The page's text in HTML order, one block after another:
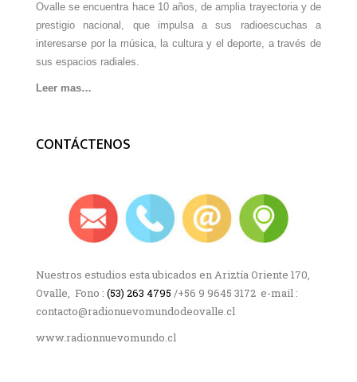
Ovalle se encuentra hace 10 años, de amplia trayectoria y de
prestigio nacional, que impulsa a sus radioescuchas a
interesarse por la música, la cultura y el deporte, a través de
sus espacios radiales.
Leer mas…
CONTÁCTENOS
Nuestros estudios esta ubicados en Ariztía Oriente 170,
Ovalle, Fono : (53) 263 4795 /+56 9 9645 3172 e-mail :
contacto@radionuevomundodeovalle.cl
www.radionnuevomundo.cl